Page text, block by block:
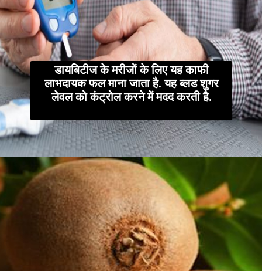
डायबिटीज के मरीजों के लिए यह काफी
लाभदायक फल माना जाता है. यह ब्लड शुगर
लेवल को कंट्रोल करने में मदद करती है.